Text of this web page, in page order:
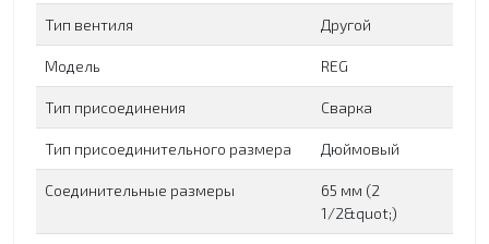
Тип вентиля Другой
Модель REG
Тип присоединения Сварка
Тип присоединительного размера Дюймовый
Соединительные размеры
65 мм (2
1/2&quot;)